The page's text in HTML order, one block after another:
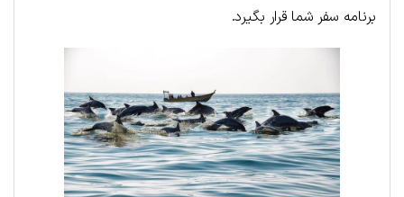
برنامه سفر شما قرار بگیرد.